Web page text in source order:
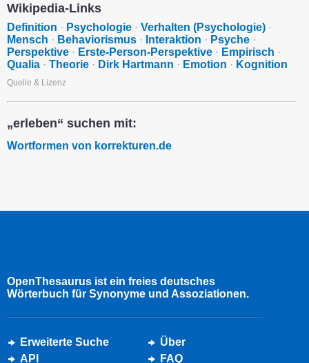
Wikipedia-Links
Definition · Psychologie · Verhalten (Psychologie) ·
Mensch · Behaviorismus · Interaktion · Psyche ·
Perspektive · Erste-Person-Perspektive · Empirisch ·
Qualia · Theorie · Dirk Hartmann · Emotion · Kognition
Quelle & Lizenz
„erleben“ suchen mit:
Wortformen von korrekturen.de
OpenThesaurus ist ein freies deutsches
Wörterbuch für Synonyme und Assoziationen.
Erweiterte Suche
API
Über
FAQ